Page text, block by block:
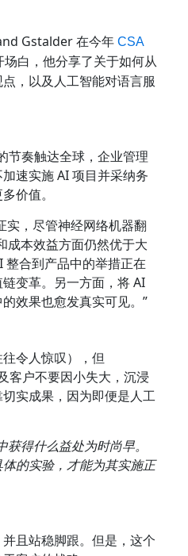
Gstalder 在今年 CSA
场白，他分享了关于如何从
，以及人工智能对语言服
节奏触达全球，企业管理
速实施 AI 项目并采纳务
价值。
实，尽管神经网络机器翻
成本效益方面仍然优于大
整合到产品中的举措正在
变革。另一方面，将 AI
效果也愈发真实可见。”
令人惊叹），但
客户不要因小失大，沉浸
实成果，因为即便是人工
得什么益处为时尚早。
的实验，才能为其实施正
且站稳脚跟。但是，这个